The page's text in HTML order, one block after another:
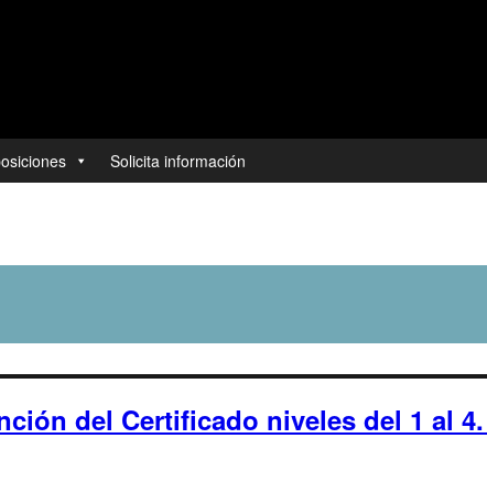
Solicita información
del Certificado niveles del 1 al